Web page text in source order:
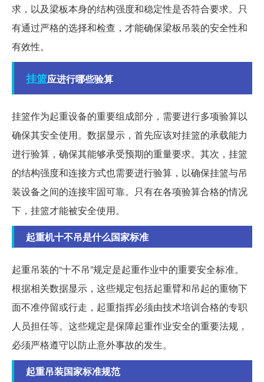
求，以及梁板本身的结构强度和稳定性是否符合要求。只
有通过严格的选择和检查，才能确保梁板吊装的安全性和
有效性。
挂篮应进行哪些验算
挂篮作为起重设备的重要组成部分，需要进行多项验算以
确保其安全使用。数据显示，首先应该对挂篮的承载能力
进行验算，确保其能够承受预期的重量要求。其次，挂篮
的结构强度和连接方式也需要进行验算，以确保挂篮与吊
装设备之间的连接牢固可靠。只有在各项验算合格的情况
下，挂篮才能被安全使用。
起重机十不吊是什么国家标准
起重吊装的“十不吊”规定是起重作业中的重要安全标准。
根据相关数据显示，这些规定包括起重臂和吊起的重物下
面不准停留或行走，起重指挥必须由技术培训合格的专职
人员担任等。这些规定是保障起重作业安全的重要法规，
必须严格遵守以防止意外事故的发生。
起重吊装国家标准规范